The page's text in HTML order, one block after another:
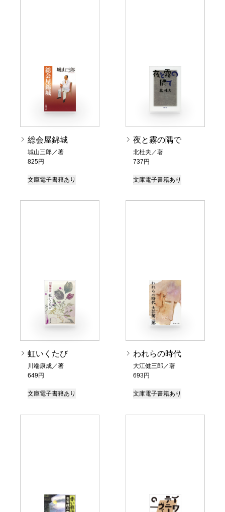
総会屋錦城
城山三郎／著
825円
文庫電子書籍あり
夜と霧の隅で
北杜夫／著
737円
文庫電子書籍あり
虹いくたび
川端康成／著
649円
文庫電子書籍あり
われらの時代
大江健三郎／著
693円
文庫電子書籍あり